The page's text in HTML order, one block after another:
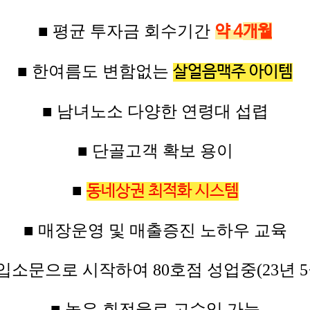
■ 평균 투자금 회수기간 약4개월
■ 한여름도 변함없는 살얼음맥주 아이템
■ 남녀노소 다양한 연령대 섭렵
■ 단골고객 확보 용이
■ 동네상권 최적화 시스템
■ 매장운영 및 매출증진 노하우 교육
소문으로 시작하여 80호점 성업중(23년